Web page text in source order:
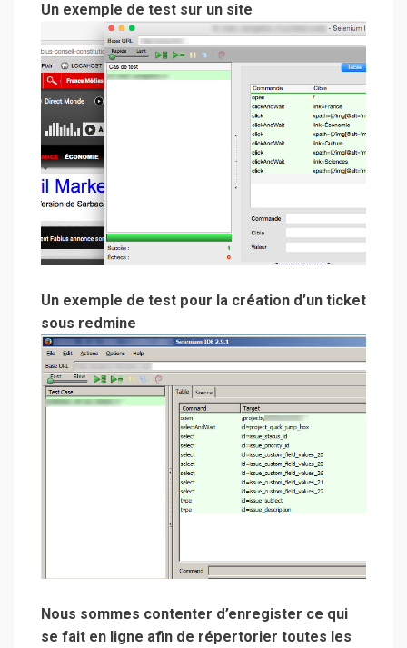
Un exemple de test sur un site
Un exemple de test pour la création d’un ticket
sous redmine
Nous sommes contenter d’enregister ce qui
se fait en ligne afin de répertorier toutes les